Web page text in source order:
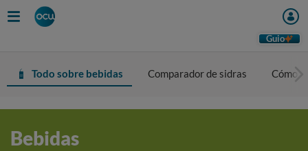
Guio
Todo sobre bebidas Comparador de sidras Cómo
Bebidas